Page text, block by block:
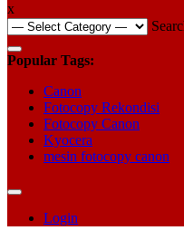
x
Popular Tags:
Canon
Fotocopy Rekondisi
Fotocopy Canon
Kyocera
mesin fotocopy canon
Login